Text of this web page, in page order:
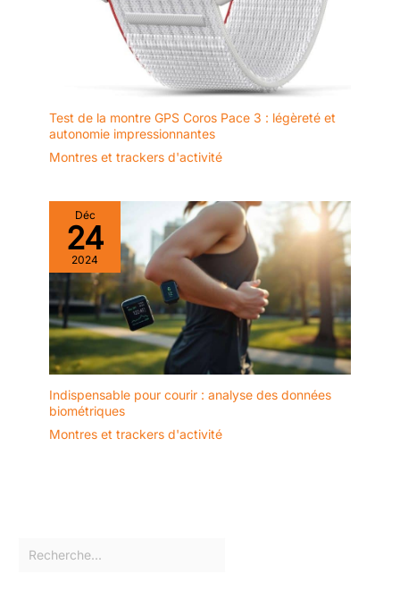
cadran rond classique et le
grand écran de cette montre
plaisent aussi bien aux hommes
qu'aux femmes, tandis que les
bracelets interchangeables
vous permettent de
personnaliser votre look pour
la Boîte et Support】 Contenu : 1
de chargement magnétique, 1 x
de vos déplacements au
quotidien. Des questions ?
Notre équipe de service client
dédiée est prête à vous assister
dans les 24 heures – envoyez-
nous simplement un e-mail pour
obtenir la meilleure solution !
Test de la montre GPS Coros Pace 3 : légèreté et
autonomie impressionnantes
Montres et trackers d'activité
Déc
24
2024
Indispensable pour courir : analyse des données
biométriques
Montres et trackers d'activité